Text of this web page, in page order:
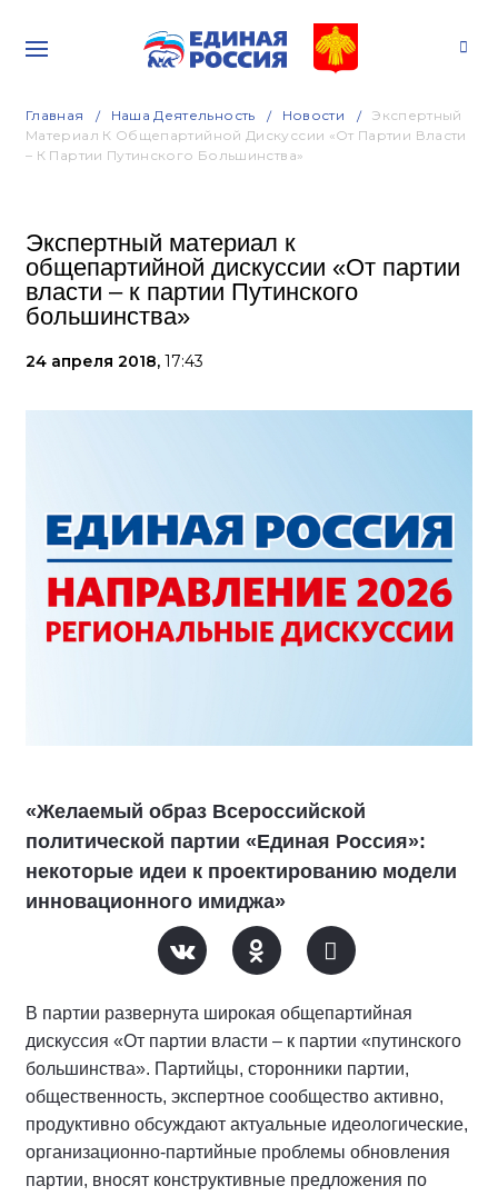
Главная Наша Деятельность Новости
Экспертный
Материал К Общепартийной Дискуссии «От Партии Власти
– К Партии Путинского Большинства»
Экспертный материал к
общепартийной дискуссии «От партии
власти – к партии Путинского
большинства»
24 апреля 2018, 17:43
«Желаемый образ Всероссийской
политической партии «Единая Россия»:
некоторые идеи к проектированию модели
инновационного имиджа»
В партии развернута широкая общепартийная
дискуссия «От партии власти – к партии «путинского
большинства». Партийцы, сторонники партии,
общественность, экспертное сообщество активно,
продуктивно обсуждают актуальные идеологические,
организационно-партийные проблемы обновления
партии, вносят конструктивные предложения по